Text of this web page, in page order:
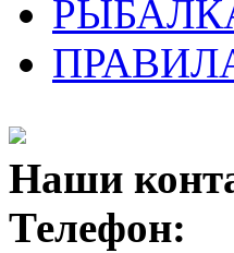
Наши
Телефон: